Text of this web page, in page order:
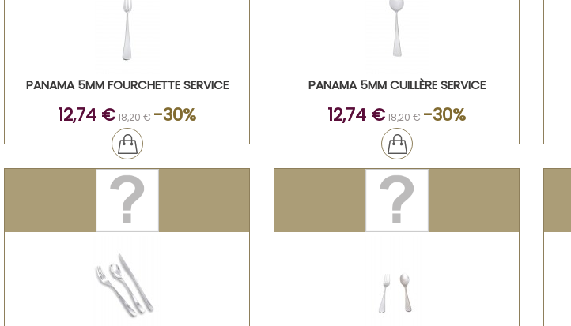
PANAMA 5MM FOURCHETTE SERVICE
12,74 €18,20 € -30%
PANAMA 5MM CUILLÈRE SERVICE
12,74 €18,20 € -30%